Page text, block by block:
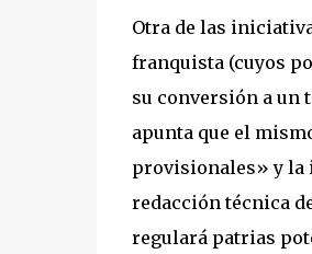
Otra de las
franquista (cuyos
su conversión a un
apunta que el
provisionales» y la
redacción técnica
regulará patrias